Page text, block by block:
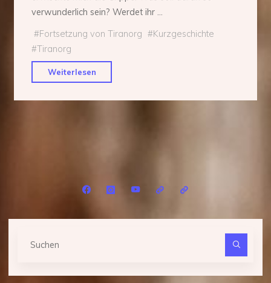
verwunderlich sein? Werdet ihr …
#Fortsetzung von Tiranorg #Kurzgeschichte
#Tiranorg
Weiterlesen
–
Thorgard